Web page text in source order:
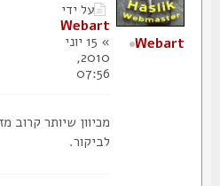
על ידי
Webart
» 15 יוני
2010,
07:56
מכיוון שיותר קרוב מזה
לביקור.
Webart